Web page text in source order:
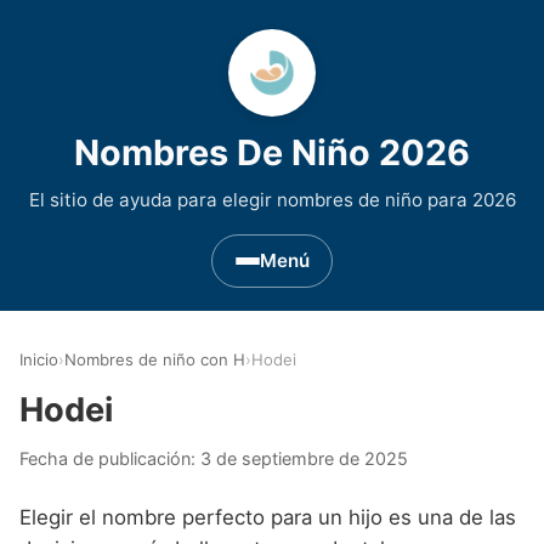
Nombres De Niño 2026
El sitio de ayuda para elegir nombres de niño para 2026
Menú
Nombres de niño que empiezan por D
Nombres de Niño Asturianos
Nombres de Niño Celtas
Inicio›Nombres de niño con H›Hodei
Hodei
Fecha de publicación: 3 de septiembre de 2025
Elegir el nombre perfecto para un hijo es una de las